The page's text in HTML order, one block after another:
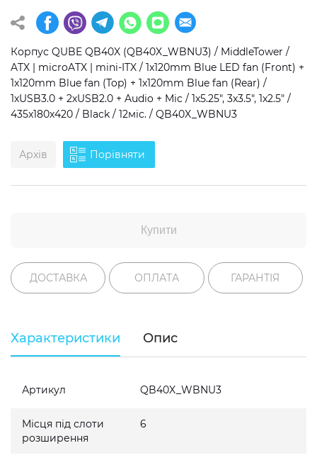
Операційна система
Windows 11 Home
Windows 11 Pro
Без ОС
Тип накопичувача
SSD
HDD
SSD + HDD
Додатково
RGB-підсвічування
Корпус QUBE QB40X (QB40X_WBNU3) / MiddleTower /
ATX | microATX | mini-ITX / 1x120mm Blue LED fan (Front) +
1x120mm Blue fan (Top) + 1x120mm Blue fan (Rear) /
1хUSB3.0 + 2хUSB2.0 + Audio + Mic / 1x5.25", 3x3.5", 1x2.5" /
435x180x420 / Black / 12міс. / QB40X_WBNU3
Архів Порівняти
Купити
ДОСТАВКА ОПЛАТА ГАРАНТІЯ
Характеристики Опис
Артикул QB40X_WBNU3
Місця під слоти
розширення
6